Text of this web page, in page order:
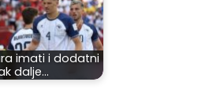
imati i dodatni
dalje…